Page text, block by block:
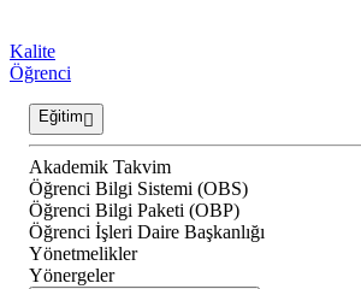
Kalite
Öğrenci
Eğitim
Akademik Takvim
Öğrenci Bilgi Sistemi (OBS)
Öğrenci Bilgi Paketi (OBP)
Öğrenci İşleri Daire Başkanlığı
Yönetmelikler
Yönergeler